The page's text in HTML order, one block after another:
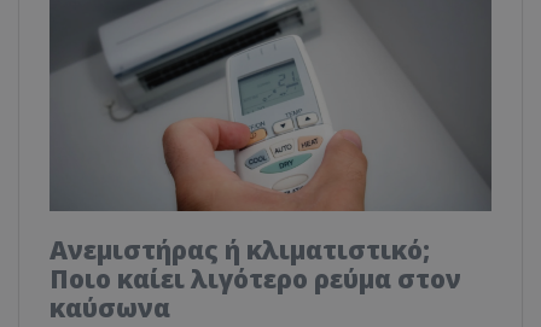
Ανεμιστήρας ή κλιματιστικό;
Ποιο καίει λιγότερο ρεύμα στον
καύσωνα